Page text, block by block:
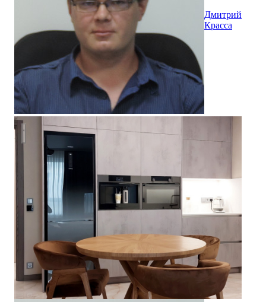
Дмитрий
Красса
Первый Московский: двухкомнатная квартира 74 кв.м.